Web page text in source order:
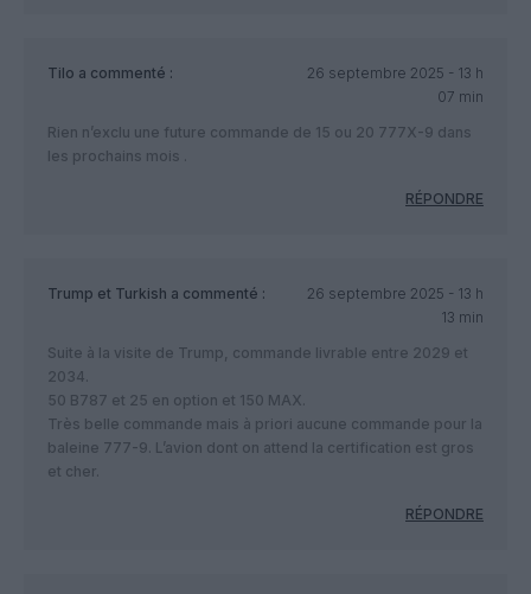
Tilo a commenté :
26 septembre 2025 - 13 h
07 min
Rien n’exclu une future commande de 15 ou 20 777X-9 dans
les prochains mois .
RÉPONDRE
Trump et Turkish a commenté :
26 septembre 2025 - 13 h
13 min
Suite à la visite de Trump, commande livrable entre 2029 et
2034.
50 B787 et 25 en option et 150 MAX.
Très belle commande mais à priori aucune commande pour la
baleine 777-9. L’avion dont on attend la certification est gros
et cher.
RÉPONDRE